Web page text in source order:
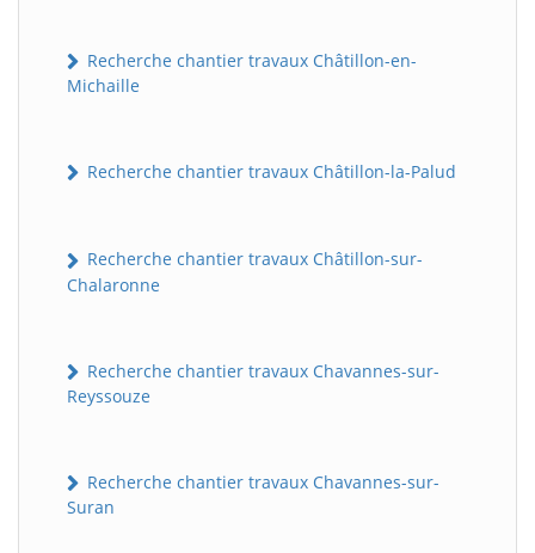
Recherche chantier travaux Châtillon-en-
Michaille
Recherche chantier travaux Châtillon-la-Palud
Recherche chantier travaux Châtillon-sur-
Chalaronne
Recherche chantier travaux Chavannes-sur-
Reyssouze
Recherche chantier travaux Chavannes-sur-
Suran